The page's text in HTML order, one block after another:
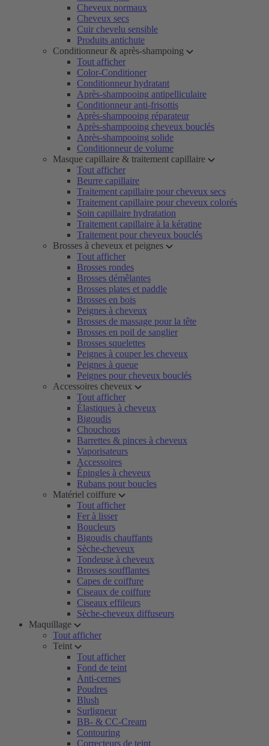
Cheveux normaux
Cheveux secs
Cuir chevelu sensible
Produits antichute
Conditionneur & après-shampoing
Tout afficher
Color-Conditioner
Conditionneur hydratant
Après-shampooing antipelliculaire
Conditionneur anti-frisottis
Après-shampooing réparateur
Après-shampooing cheveux bouclés
Après-shampooing solide
Conditionneur de volume
Masque capillaire & traitement capillaire
Tout afficher
Beurre capillaire
Traitement capillaire pour cheveux secs
Traitement capillaire pour cheveux colorés
Soin capillaire hydratation
Traitement capillaire à la kératine
Traitement pour cheveux bouclés
Brosses à cheveux et peignes
Tout afficher
Brosses rondes
Brosses démêlantes
Brosses plates et paddle
Brosses en bois
Peignes à cheveux
Brosses de massage pour la tête
Brosses en poil de sanglier
Brosses squelettes
Peignes à couper les cheveux
Peignes à queue
Peignes pour cheveux bouclés
Accessoires cheveux
Tout afficher
Élastiques à cheveux
Bigoudis
Chouchous
Barrettes & pinces à cheveux
Vaporisateurs
Accessoires
Épingles à cheveux
Rubans pour boucles
Matériel coiffure
Tout afficher
Fer à lisser
Boucleurs
Bigoudis chauffants
Sèche-cheveux
Tondeuse à cheveux
Brosses soufflantes
Capes de coiffure
Ciseaux de coiffure
Ciseaux effileurs
Sèche-cheveux diffuseurs
Maquillage
Tout afficher
Teint
Tout afficher
Fond de teint
Anti-cernes
Poudres
Blush
Surligneur
BB- & CC-Cream
Contouring
Correcteurs de teint